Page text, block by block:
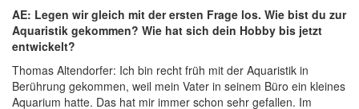
AE: Legen wir gleich mit der ersten Frage los. Wie bist du zur
Aquaristik gekommen? Wie hat sich dein Hobby bis jetzt
entwickelt?
Thomas Altendorfer: Ich bin recht früh mit der Aquaristik in
Berührung gekommen, weil mein Vater in seinem Büro ein kleines
Aquarium hatte. Das hat mir immer schon sehr gefallen. Im